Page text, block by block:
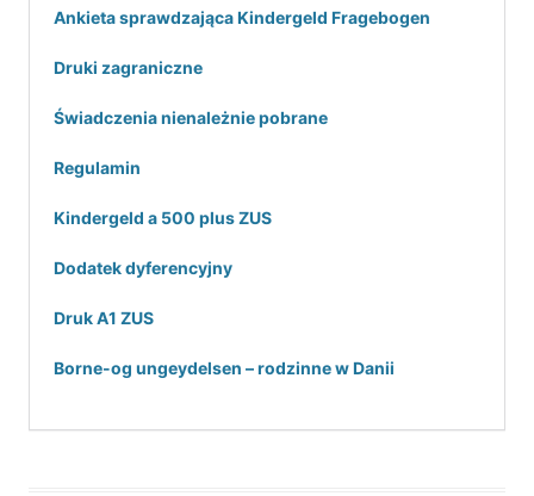
Ankieta sprawdzająca Kindergeld Fragebogen
Druki zagraniczne
Świadczenia nienależnie pobrane
Regulamin
Kindergeld a 500 plus ZUS
Dodatek dyferencyjny
Druk A1 ZUS
Borne-og ungeydelsen – rodzinne w Danii